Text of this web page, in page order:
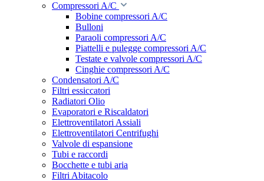
Compressori A/C
Bobine compressori A/C
Bulloni
Paraoli compressori A/C
Piattelli e pulegge compressori A/C
Testate e valvole compressori A/C
Cinghie compressori A/C
Condensatori A/C
Filtri essiccatori
Radiatori Olio
Evaporatori e Riscaldatori
Elettroventilatori Assiali
Elettroventilatori Centrifughi
Valvole di espansione
Tubi e raccordi
Bocchette e tubi aria
Filtri Abitacolo